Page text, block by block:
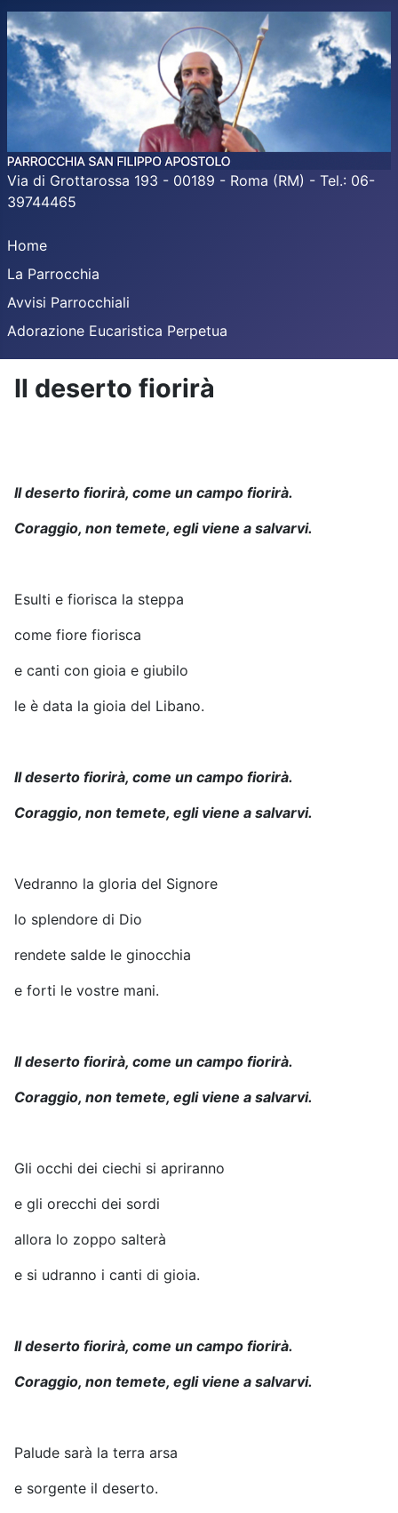
Via di Grottarossa 193 - 00189 - Roma (RM) - Tel.: 06-
39744465
Home
La Parrocchia
Avvisi Parrocchiali
Adorazione Eucaristica Perpetua
Il deserto fiorirà
Il deserto fiorirà, come un campo fiorirà.
Coraggio, non temete, egli viene a salvarvi.
Esulti e fiorisca la steppa
come fiore fiorisca
e canti con gioia e giubilo
le è data la gioia del Libano.
Il deserto fiorirà, come un campo fiorirà.
Coraggio, non temete, egli viene a salvarvi.
Vedranno la gloria del Signore
lo splendore di Dio
rendete salde le ginocchia
e forti le vostre mani.
Il deserto fiorirà, come un campo fiorirà.
Coraggio, non temete, egli viene a salvarvi.
Gli occhi dei ciechi si apriranno
e gli orecchi dei sordi
allora lo zoppo salterà
e si udranno i canti di gioia.
Il deserto fiorirà, come un campo fiorirà.
Coraggio, non temete, egli viene a salvarvi.
Palude sarà la terra arsa
e sorgente il deserto.